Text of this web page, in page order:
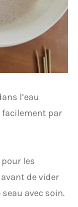
l’eau
par
pour les
de vider
avec soin.